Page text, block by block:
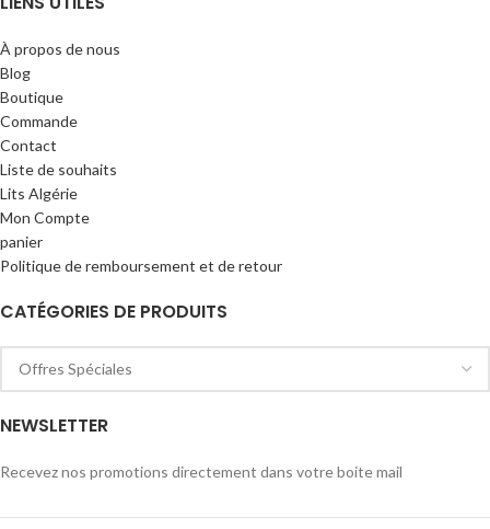
À propos de nous
Blog
Boutique
Commande
Contact
Liste de souhaits
Lits Algérie
Mon Compte
panier
Politique de remboursement et de retour
CATÉGORIES DE PRODUITS
NEWSLETTER
Recevez nos promotions directement dans votre boite mail